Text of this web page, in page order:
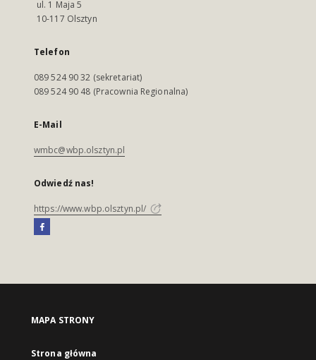
ul. 1 Maja 5
10-117 Olsztyn
Telefon
089 524 90 32 (sekretariat)
089 524 90 48 (Pracownia Regionalna)
E-Mail
wmbc@wbp.olsztyn.pl
Odwiedź nas!
https://www.wbp.olsztyn.pl/
MAPA STRONY
Strona główna